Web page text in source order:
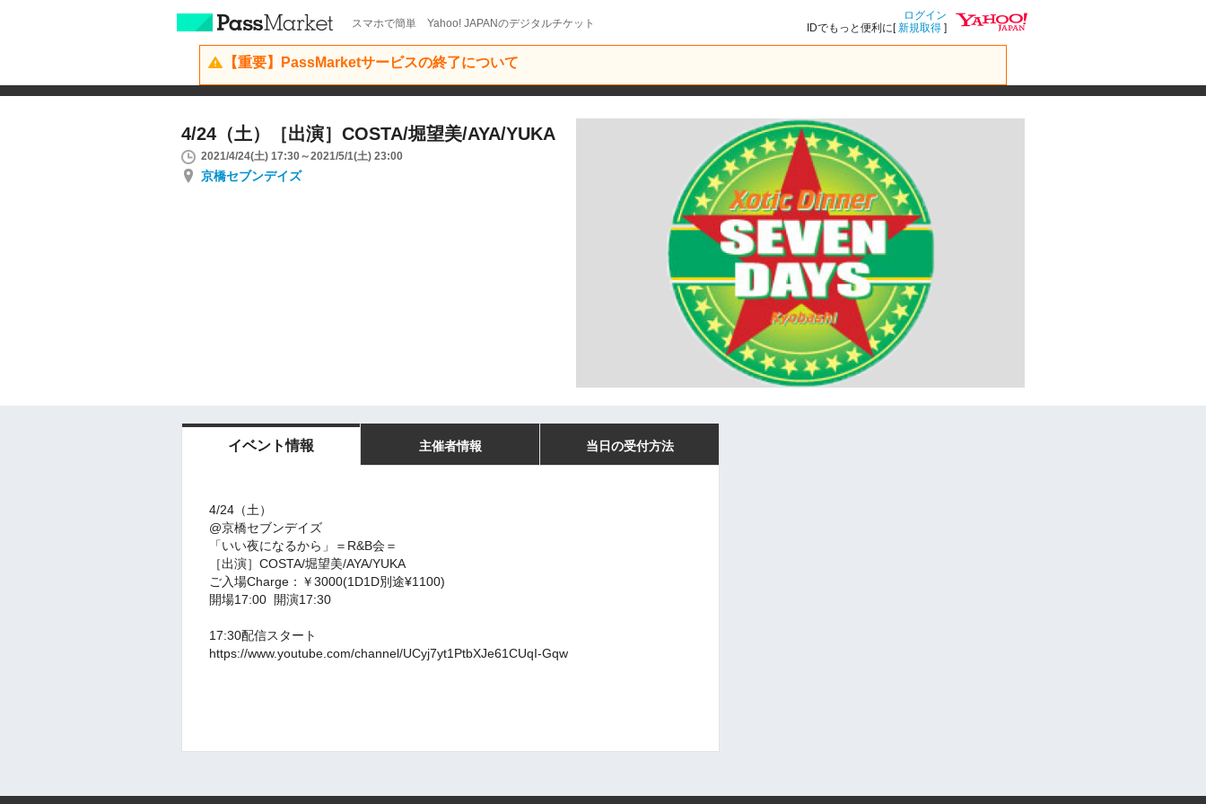
スマホで簡単 Yahoo! JAPANのデジタルチケット
ログイン
IDでもっと便利に[新規取得 ]
【重要】PassMarketサービスの終了について
4/24（土）［出演］COSTA/堀望美/AYA/YUKA
2021/4/24(土) 17:30～2021/5/1(土) 23:00
京橋セブンデイズ
イベント情報 主催者情報 当日の受付方法
4/24（土）
@京橋セブンデイズ
「いい夜になるから」＝R&B会＝
［出演］COSTA/堀望美/AYA/YUKA
ご入場Charge：￥3000(1D1D別途¥1100)
開場17:00 開演17:30
17:30配信スタート
https://www.youtube.com/channel/UCyj7yt1PtbXJe61CUqI-Gqw